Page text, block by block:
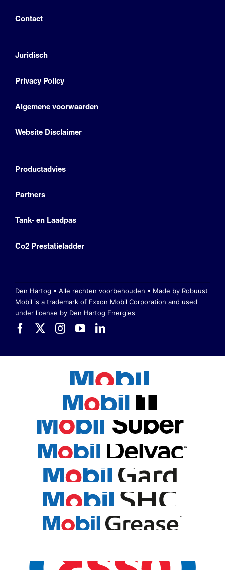
Contact
Juridisch
Privacy Policy
Algemene voorwaarden
Website Disclaimer
Productadvies
Partners
Tank- en Laadpas
Co2 Prestatieladder
Den Hartog • Alle rechten voorbehouden • Made by Robuust
Mobil is a trademark of Exxon Mobil Corporation and used
under license by Den Hartog Energies